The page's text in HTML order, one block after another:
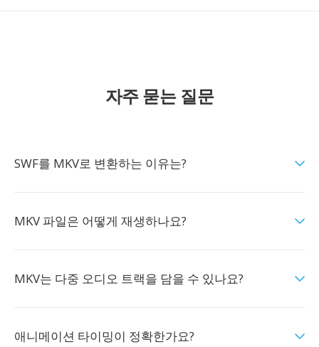
자주 묻는 질문
SWF를 MKV로 변환하는 이유는?
MKV 파일은 어떻게 재생하나요?
MKV는 다중 오디오 트랙을 담을 수 있나요?
애니메이션 타이밍이 정확한가요?